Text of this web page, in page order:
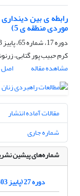
رابطه ی بین
موردی منطقه ی 5)
دوره 17، شماره 65، پاییز 1393، صفحه
کرم حبیب پور گتابی،
مشاهده مقاله
اصل
مقالات آماده انتشار
شماره جاری
شماره‌های پیشین
دوره 27 (پاییز 1403- 1404)